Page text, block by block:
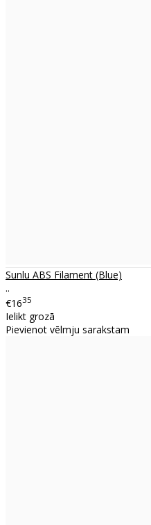
Sunlu ABS Filament (Blue)
..
€1635
Ielikt grozā
Pievienot vēlmju sarakstam